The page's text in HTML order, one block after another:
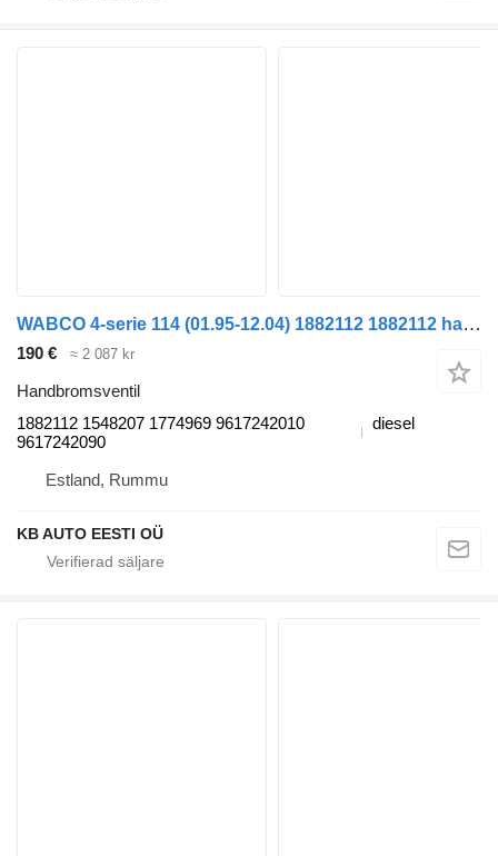
WABCO 4-serie 114 (01.95-12.04) 1882112 1882112 handbromsventil till Scania 4-series (1995-2006) lastbil
190 € ≈ 2 087 kr
Handbromsventil
1882112 1548207 1774969 9617242010
9617242090
diesel
Estland, Rummu
KB AUTO EESTI OÜ